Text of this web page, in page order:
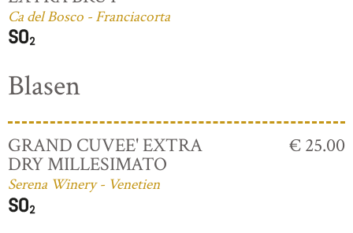
Ca del Bosco - Franciacorta
Blasen
GRAND CUVEE' EXTRA
DRY MILLESIMATO
Serena Winery - Venetien
€ 25.00